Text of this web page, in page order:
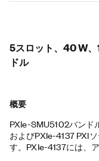
5スロット、40 W
ドル
概要
PXIe-SMU5102バンド
およびPXIe-4137 PXI
す。PXIe-4137には、